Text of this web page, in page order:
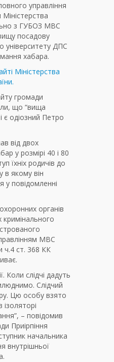
управління
з ГУБОЗ МВС
посадову
університету ДПС
хабара.
Міністерства
громади
що “вища
є одіозний Петро
від двох
у розмірі 40 і 80
їхніх родичів до
в якому він
у повідомленні
органів
МВС
ч.4 ст. 368 КК
Коли слідчі дадуть
Слідчий
Цю особу взято
ізоляторі
– повідомив
Приірпіння
начальника
внутрішньої